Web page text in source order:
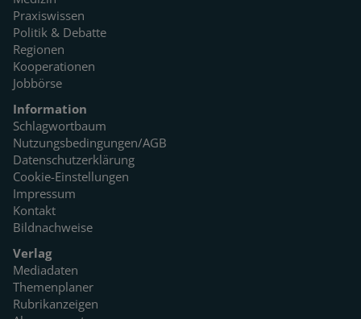
Praxiswissen
Politik & Debatte
Regionen
Kooperationen
Jobbörse
Information
Schlagwortbaum
Nutzungsbedingungen/AGB
Datenschutzerklärung
Cookie-Einstellungen
Impressum
Kontakt
Bildnachweise
Verlag
Mediadaten
Themenplaner
Rubrikanzeigen